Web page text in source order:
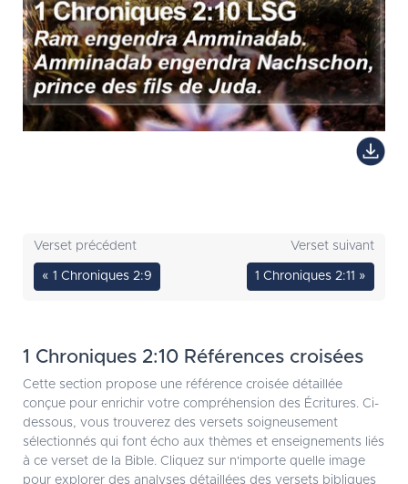
Verset précédent
« 1 Chroniques 2:9
Verset suivant
1 Chroniques 2:11 »
1 Chroniques 2:10 Références croisées
Cette section propose une référence croisée détaillée
conçue pour enrichir votre compréhension des Écritures. Ci-
dessous, vous trouverez des versets soigneusement
sélectionnés qui font écho aux thèmes et enseignements liés
à ce verset de la Bible. Cliquez sur n'importe quelle image
pour explorer des analyses détaillées des versets bibliques